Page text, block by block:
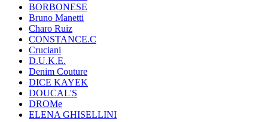
BORBONESE
Bruno Manetti
Charo Ruiz
CONSTANCE.C
Cruciani
D.U.K.E.
Denim Couture
DICE KAYEK
DOUCAL'S
DROMe
ELENA GHISELLINI